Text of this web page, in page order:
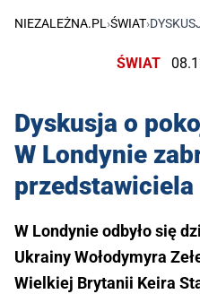
NIEZALEŻNA.PL ›ŚWIAT›
ŚWIAT
Dyskusja o
W Londynie
W Londynie odbyło się
Ukrainy Wołodymyra
Wielkiej Brytanii Keira